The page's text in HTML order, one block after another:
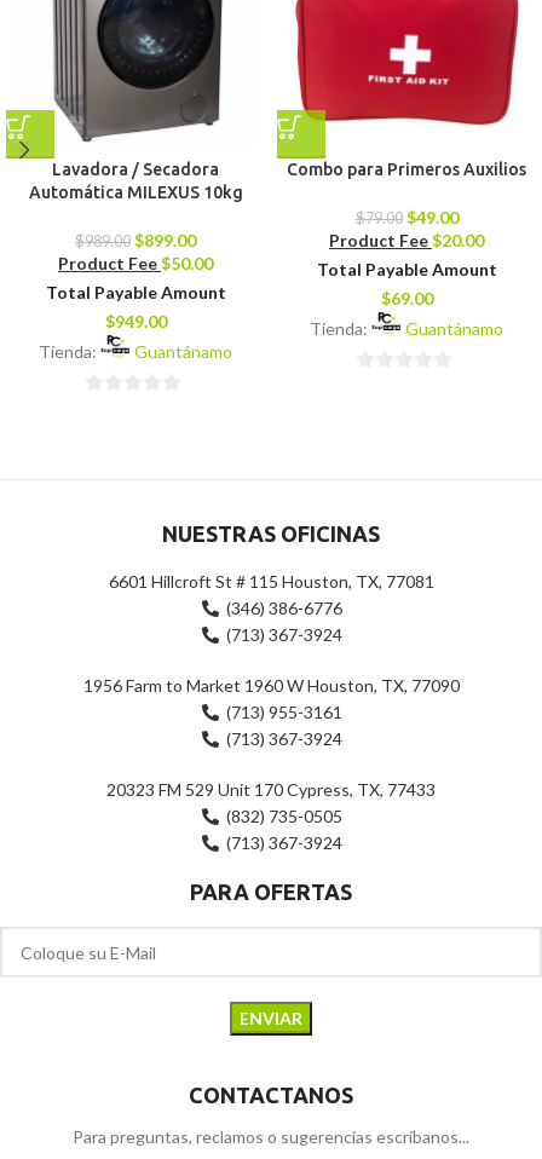
Lavadora / Secadora
Automática MILEXUS 10kg
$989.00 $899.00
Product Fee$50.00
Total Payable Amount
$949.00
Tienda:
Guantánamo
Combo para Primeros Auxilios
$79.00 $49.00
Product Fee$20.00
Total Payable Amount
$69.00
Tienda:
Guantánamo
NUESTRAS OFICINAS
6601 Hillcroft St # 115 Houston, TX, 77081
(346) 386-6776
(713) 367-3924
1956 Farm to Market 1960 W Houston, TX, 77090
(713) 955-3161
(713) 367-3924
20323 FM 529 Unit 170 Cypress, TX, 77433
(832) 735-0505
(713) 367-3924
PARA OFERTAS
CONTACTANOS
Para preguntas, reclamos o sugerencias escríbanos...